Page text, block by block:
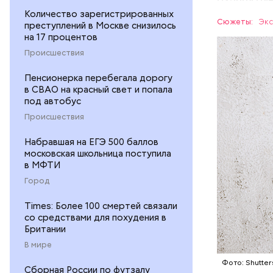
Количество зарегистрированных
преступлений в Москве снизилось
на 17 процентов
Происшествия
Пенсионерка перебегала дорогу
в СВАО на красный свет и попала
под автобус
Происшествия
Набравшая на ЕГЭ 500 баллов
московская школьница поступила
в МФТИ
Город
Times: Более 100 смертей связали
со средствами для похудения в
Британии
В мире
Сборная России по футзалу
Сюжеты:
Фото:
ЕДА
кожи;
— В